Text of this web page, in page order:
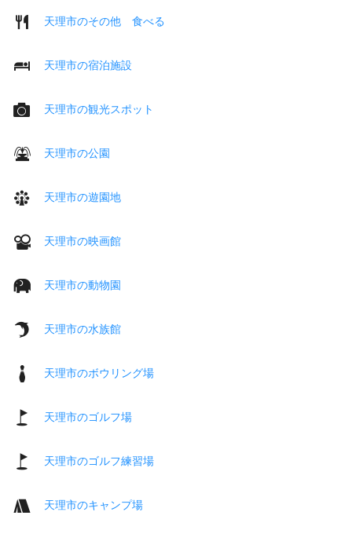
天理市のその他 食べる
天理市の宿泊施設
天理市の観光スポット
天理市の公園
天理市の遊園地
天理市の映画館
天理市の動物園
天理市の水族館
天理市のボウリング場
天理市のゴルフ場
天理市のゴルフ練習場
天理市のキャンプ場